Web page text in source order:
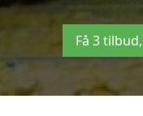
Få 3